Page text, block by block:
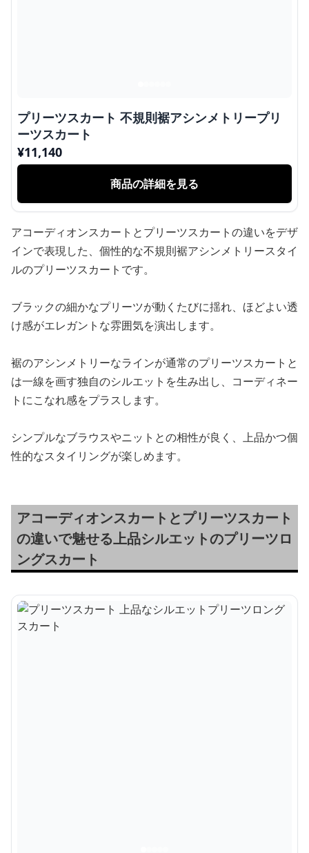
プリーツスカート 不規則裾アシンメトリープリ
ーツスカート
¥11,140
商品の詳細を見る
アコーディオンスカートとプリーツスカートの違いをデザ
インで表現した、個性的な不規則裾アシンメトリースタイ
ルのプリーツスカートです。
ブラックの細かなプリーツが動くたびに揺れ、ほどよい透
け感がエレガントな雰囲気を演出します。
裾のアシンメトリーなラインが通常のプリーツスカートと
は一線を画す独自のシルエットを生み出し、コーディネー
トにこなれ感をプラスします。
シンプルなブラウスやニットとの相性が良く、上品かつ個
性的なスタイリングが楽しめます。
アコーディオンスカートとプリーツスカート
の違いで魅せる上品シルエットのプリーツロ
ングスカート